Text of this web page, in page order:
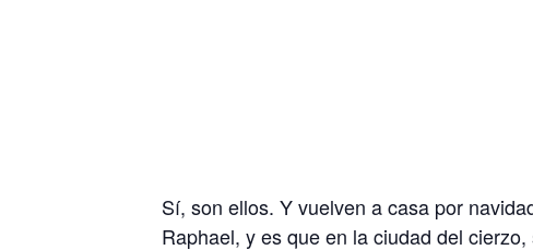
Sí, son ellos. Y vuelven a casa por
Raphael, y es que en la ciudad del